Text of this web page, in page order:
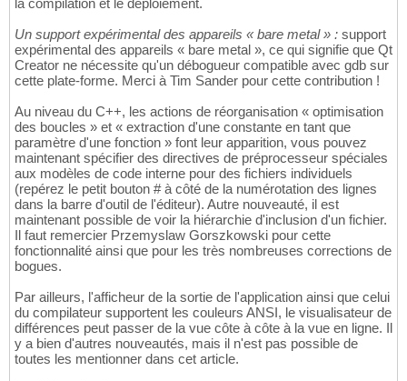
la compilation et le déploiement.
Un supportexpérimental des appareils « bare metal » : support
expérimental des appareils « bare metal », ce qui signifie que Qt
Creator ne nécessite qu'un débogueur compatible avec gdb sur
cette plate-forme. Merci à Tim Sander pour cette contribution !
Au niveau du C++, les actions de réorganisation « optimisation
des boucles » et « extraction d'une constante en tant que
paramètre d'une fonction » font leur apparition, vous pouvez
maintenant spécifier des directives de préprocesseur spéciales
aux modèles de code interne pour des fichiers individuels
(repérez le petit bouton # à côté de la numérotation des lignes
dans la barre d'outil de l'éditeur). Autre nouveauté, il est
maintenant possible de voir la hiérarchie d'inclusion d'un fichier.
Il faut remercier Przemyslaw Gorszkowski pour cette
fonctionnalité ainsi que pour les très nombreuses corrections de
bogues.
Par ailleurs, l'afficheur de la sortie de l'application ainsi que celui
du compilateur supportent les couleurs ANSI, le visualisateur de
différences peut passer de la vue côte à côte à la vue en ligne. Il
y a bien d'autres nouveautés, mais il n'est pas possible de
toutes les mentionner dans cet article.